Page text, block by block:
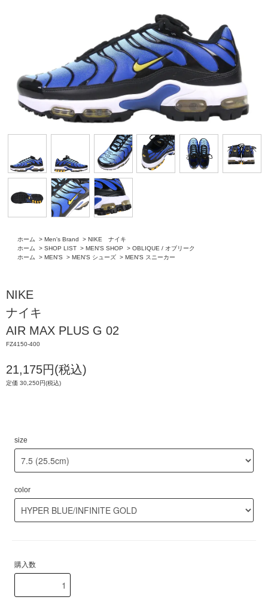
ホーム > Men's Brand > NIKE ナイキ
ホーム
> SHOP LIST > MEN'S SHOP > OBLIQUE / オブリーク
ホーム
> MEN'S > MEN'S シューズ > MEN'S スニーカー
NIKE
ナイキ
AIR MAX PLUS G 02
FZ4150-400
21,175円(税込)
定価 30,250円(税込)
size
color
購入数